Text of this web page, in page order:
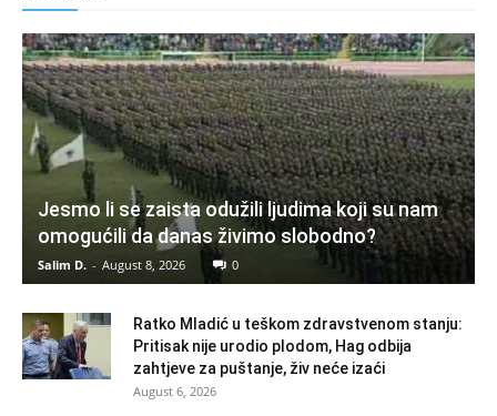
Jesmo li se zaista odužili ljudima koji su nam
omogućili da danas živimo slobodno?
Salim D. - August 8, 2026 0
Ratko Mladić u teškom zdravstvenom stanju:
Pritisak nije urodio plodom, Hag odbija
zahtjeve za puštanje, živ neće izaći
August 6, 2026